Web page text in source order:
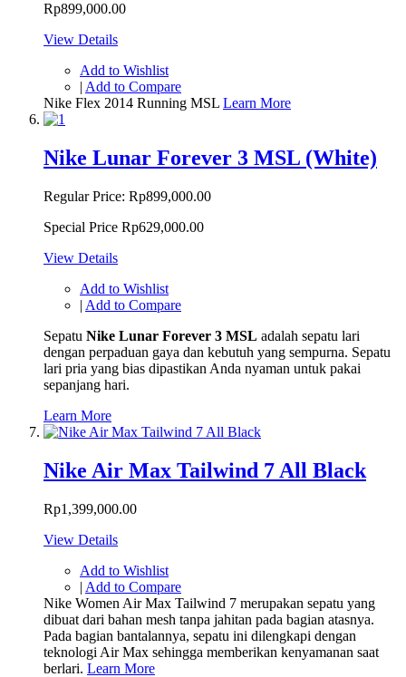
Rp899,000.00
View Details
Add to Wishlist
| Add to Compare
Nike Flex 2014 Running MSL Learn More
Nike Lunar Forever 3 MSL (White)
Regular Price: Rp899,000.00
Special Price Rp629,000.00
View Details
Add to Wishlist
| Add to Compare
Sepatu Nike Lunar Forever 3 MSL adalah sepatu lari
dengan perpaduan gaya dan kebutuh yang sempurna. Sepatu
lari pria yang bias dipastikan Anda nyaman untuk pakai
sepanjang hari.
Learn More
Nike Air Max Tailwind 7 All Black
Rp1,399,000.00
View Details
Add to Wishlist
| Add to Compare
Nike Women Air Max Tailwind 7 merupakan sepatu yang
dibuat dari bahan mesh tanpa jahitan pada bagian atasnya.
Pada bagian bantalannya, sepatu ini dilengkapi dengan
teknologi Air Max sehingga memberikan kenyamanan saat
berlari. Learn More